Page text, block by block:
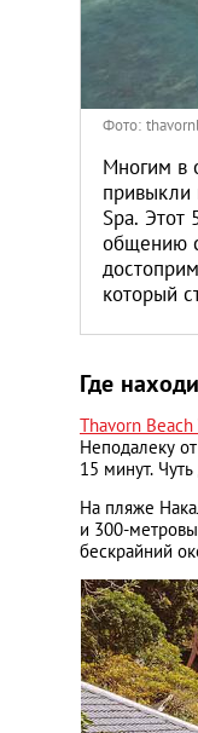
Фото:
Многим в
привыкли
Spa. Этот
общению
который
Где
Thavorn
Неподалеку
15 минут.
На пляже
и 300-
бескрайний